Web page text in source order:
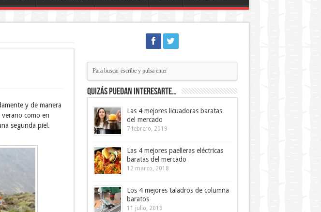
y de manera
como en
segunda piel.
Quizás puedan interesarte…
Las 4 mejores licuadoras baratas
del mercado
7 febrero, 2019
Las 4 mejores paelleras eléctricas
baratas del mercado
12 marzo, 2018
Los 4 mejores taladros de columna
baratos
11 julio, 2019